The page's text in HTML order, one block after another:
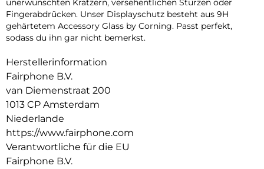
unerwünschten Kratzern, versehentlichen Stürzen oder
Fingerabdrücken. Unser Displayschutz besteht aus 9H
gehärtetem Accessory Glass by Corning. Passt perfekt,
sodass du ihn gar nicht bemerkst.
Herstellerinformation
Fairphone B.V.
van Diemenstraat 200
1013 CP Amsterdam
Niederlande
https://www.fairphone.com
Verantwortliche für die EU
Fairphone B.V.